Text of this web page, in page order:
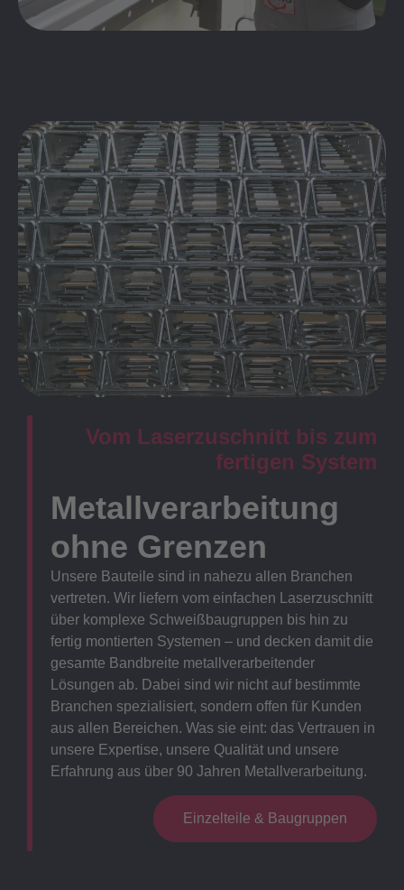
Vom Laserzuschnitt bis zum
fertigen System
Metallverarbeitung
ohne Grenzen
Unsere Bauteile sind in nahezu allen Branchen
vertreten. Wir liefern vom einfachen Laserzuschnitt
über komplexe Schweißbaugruppen bis hin zu
fertig montierten Systemen – und decken damit die
gesamte Bandbreite metallverarbeitender
Lösungen ab. Dabei sind wir nicht auf bestimmte
Branchen spezialisiert, sondern offen für Kunden
aus allen Bereichen. Was sie eint: das Vertrauen in
unsere Expertise, unsere Qualität und unsere
Erfahrung aus über 90 Jahren Metallverarbeitung.
Einzelteile & Baugruppen